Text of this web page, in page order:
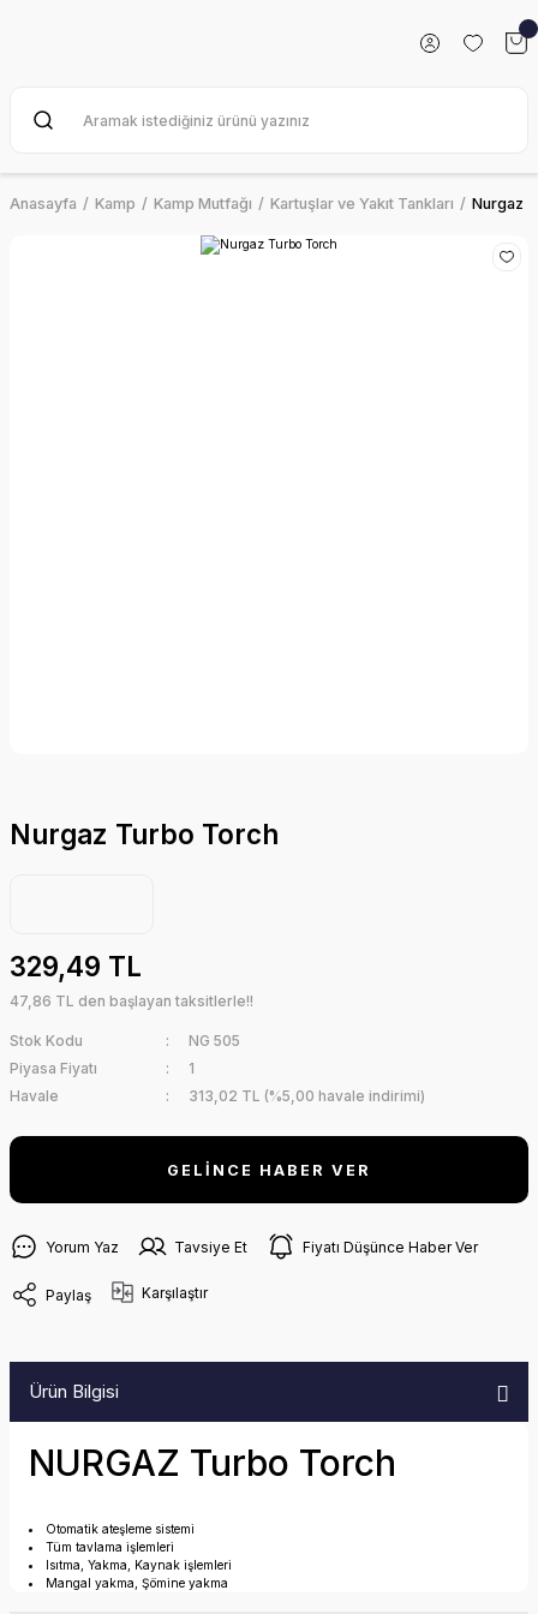
Anasayfa Kamp Kamp Mutfağı Kartuşlar ve Yakıt Tankları Nurgaz
Nurgaz Turbo Torch
329,49 TL
47,86 TL den başlayan taksitlerle!!
Stok Kodu
NG 505
Piyasa Fiyatı
1
Havale
313,02 TL (%5,00 havale indirimi)
GELİNCE HABER VER
Yorum Yaz Tavsiye Et Fiyatı Düşünce Haber Ver
Paylaş Karşılaştır
Ürün Bilgisi
NURGAZ Turbo Torch
Otomatik ateşleme sistemi
Tüm tavlama işlemleri
Isıtma, Yakma, Kaynak işlemleri
Mangal yakma, Şömine yakma